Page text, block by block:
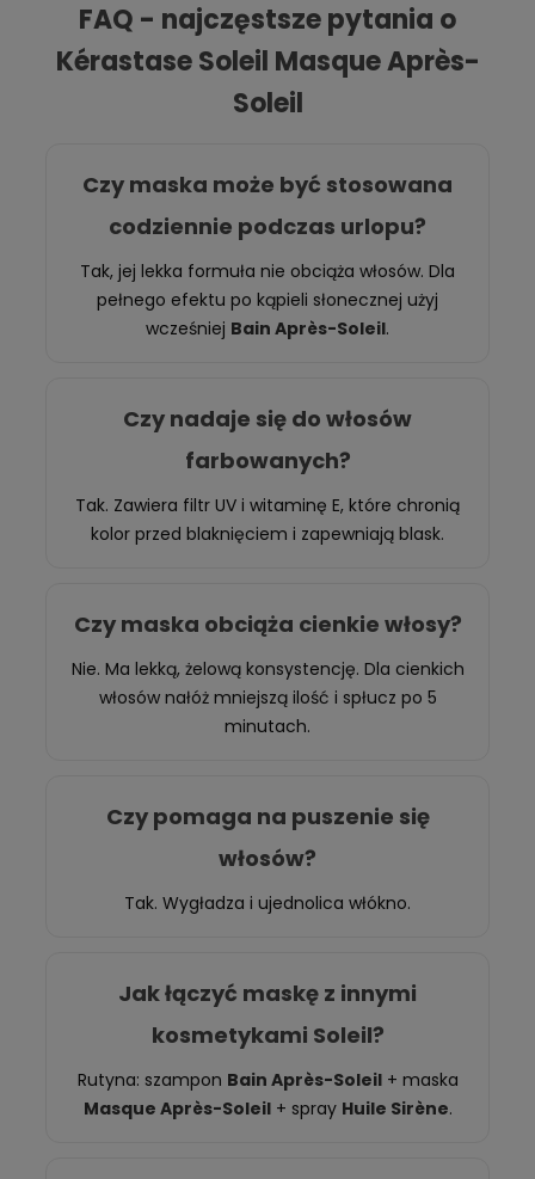
FAQ - najczęstsze pytania o
Kérastase Soleil Masque Après-
Soleil
Czy maska może być stosowana
codziennie podczas urlopu?
Tak, jej lekka formuła nie obciąża włosów. Dla
pełnego efektu po kąpieli słonecznej użyj
wcześniej Bain Après-Soleil.
Czy nadaje się do włosów
farbowanych?
Tak. Zawiera filtr UV i witaminę E, które chronią
kolor przed blaknięciem i zapewniają blask.
Czy maska obciąża cienkie włosy?
Nie. Ma lekką, żelową konsystencję. Dla cienkich
włosów nałóż mniejszą ilość i spłucz po 5
minutach.
Czy pomaga na puszenie się
włosów?
Tak. Wygładza i ujednolica włókno.
Jak łączyć maskę z innymi
kosmetykami Soleil?
Rutyna: szampon Bain Après-Soleil+ maska
Masque Après-Soleil+ spray Huile Sirène.